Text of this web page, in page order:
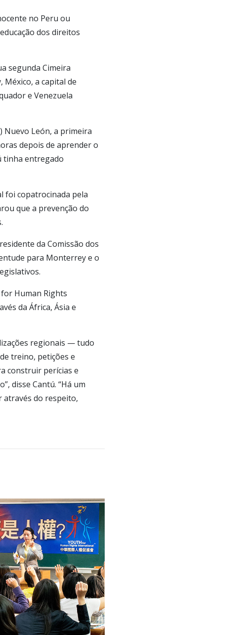
no Peru ou
dos direitos
segunda Cimeira
México, a capital de
e Venezuela
Nuevo León, a primeira
depois de aprender o
tinha entregado
foi copatrocinada pela
que a prevenção do
da Comissão dos
para Monterrey e o
Human Rights
da África, Ásia e
regionais — tudo
treino, petições e
construir perícias e
disse Cantú. “Há um
através do respeito,